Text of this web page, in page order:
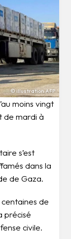
© illustration AFP
moins vingt
de mardi à
s’est
dans la
de Gaza.
de
précisé
civile.